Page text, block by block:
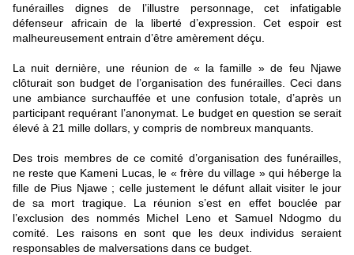
funérailles dignes de l’illustre personnage, cet infatigable
défenseur africain de la liberté d’expression. Cet espoir est
malheureusement entrain d’être amèrement déçu.
La nuit dernière, une réunion de « la famille » de feu Njawe
clôturait son budget de l’organisation des funérailles. Ceci dans
une ambiance surchauffée et une confusion totale, d’après un
participant requérant l’anonymat. Le budget en question se serait
élevé à 21 mille dollars, y compris de nombreux manquants.
Des trois membres de ce comité d’organisation des funérailles,
ne reste que Kameni Lucas, le « frère du village » qui héberge la
fille de Pius Njawe ; celle justement le défunt allait visiter le jour
de sa mort tragique. La réunion s’est en effet bouclée par
l’exclusion des nommés Michel Leno et Samuel Ndogmo du
comité. Les raisons en sont que les deux individus seraient
responsables de malversations dans ce budget.